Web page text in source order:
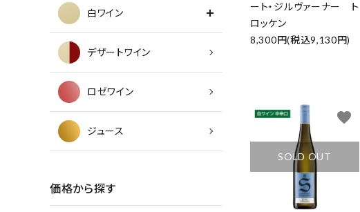
ート・ジルヴァーナー ト
ロッケン
8,300円(税込9,130円)
SOLD OUT
favorite
白ワイン
デザートワイン
ロゼワイン
ジュース
価格から探す